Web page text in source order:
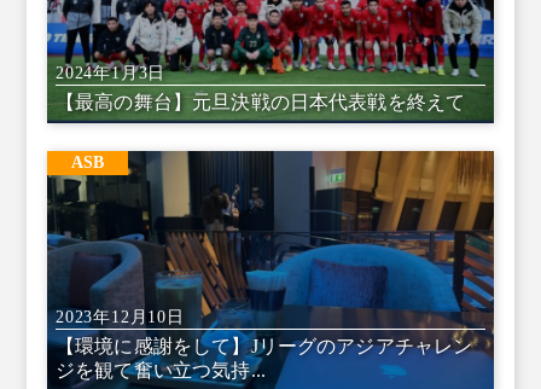
2024年1月3日
【最高の舞台】元旦決戦の日本代表戦を終えて
ASB
2023年12月10日
【環境に感謝をして】Jリーグのアジアチャレン
ジを観て奮い立つ気持...